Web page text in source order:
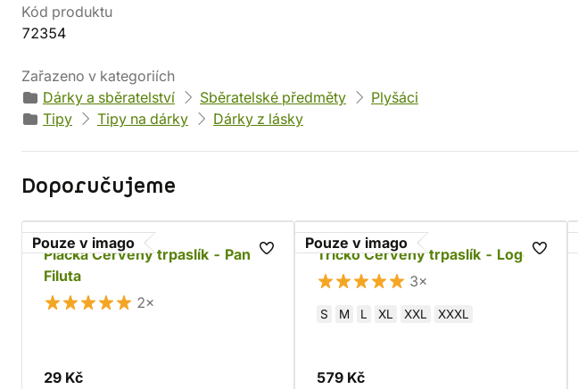
Kód produktu
72354
Zařazeno v kategoriích
Dárky a sběratelství
Sběratelské předměty
Plyšáci
Tipy
Tipy na dárky Dárky z lásky
Doporučujeme
Pouze v imago
Placka Červený trpaslík - Pan
Filuta
2×
29 Kč
Pouze v imago
Tričko Červený trpaslík - Logo
3×
S M L XL XXL XXXL
579 Kč